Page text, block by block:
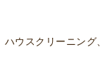
ハウスクリーニング